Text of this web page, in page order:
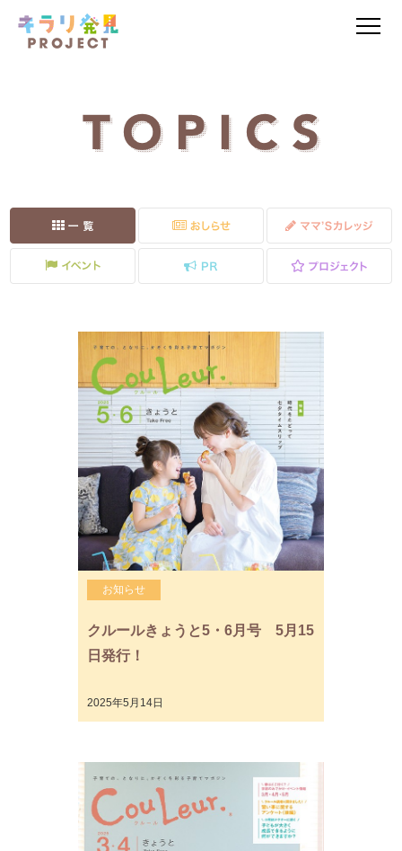
お知らせ
クルールきょうと5・6月号 5月15
日発行！
2025年5月14日